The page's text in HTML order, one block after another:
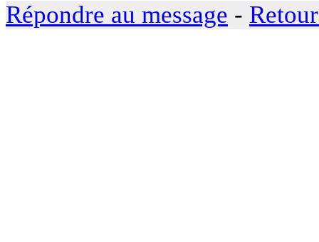
Répondre au message -